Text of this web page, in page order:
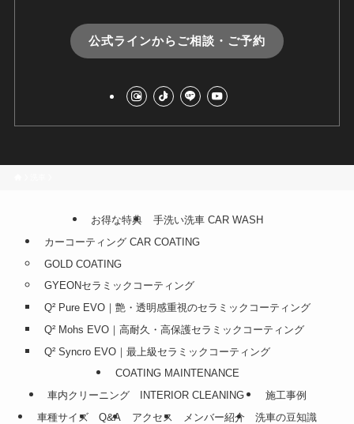
公式ラインからご相談・ご予約
お得な特典
手洗い洗車 CAR WASH
カーコーティング CAR COATING
GOLD COATING
GYEONセラミックコーティング
Q² Pure EVO｜艶・透明感重視のセラミックコーティング
Q² Mohs EVO｜高耐久・高保護セラミックコーティング
Q² Syncro EVO｜最上級セラミックコーティング
COATING MAINTENANCE
車内クリーニング INTERIOR CLEANING
施工事例
車種サイズ
Q&A アクセス メンバー紹介 洗車の豆知識